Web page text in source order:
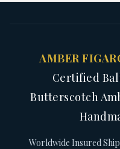
AMBER
Certified
Butterscotch
Worldwide Insured